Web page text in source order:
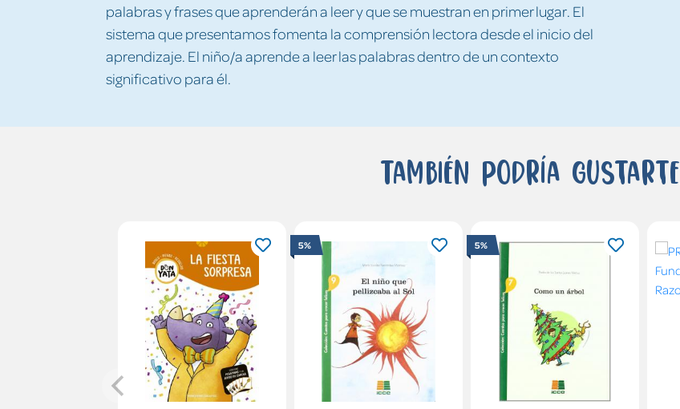
palabras y frases que aprenderán a leer y que se muestran en primer lugar. El
sistema que presentamos fomenta la comprensión lectora desde el inicio del
aprendizaje. El niño/a aprende a leer las palabras dentro de un contexto
significativo para él.
También podría gustarte...
5% 5%